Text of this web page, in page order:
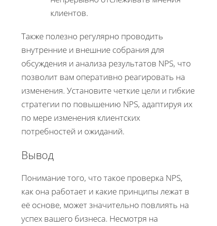
клиентов.
Также полезно регулярно проводить
внутренние и внешние собрания для
обсуждения и анализа результатов NPS, что
позволит вам оперативно реагировать на
изменения. Установите четкие цели и гибкие
стратегии по повышению NPS, адаптируя их
по мере изменения клиентских
потребностей и ожиданий.
Вывод
Понимание того, что такое проверка NPS,
как она работает и какие принципы лежат в
её основе, может значительно повлиять на
успех вашего бизнеса. Несмотря на